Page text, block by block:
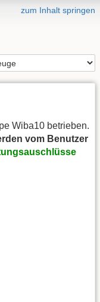
zum Inhalt springen
Wiba10 betrieben.
vom Benutzer